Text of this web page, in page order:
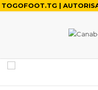
TOGOFOOT.TG |